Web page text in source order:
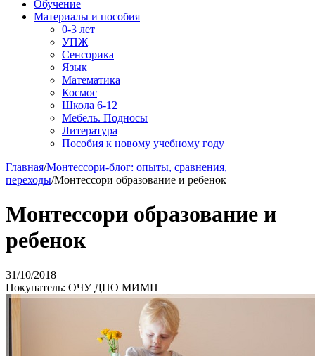
Обучение
Материалы и пособия
0-3 лет
УПЖ
Сенсорика
Язык
Математика
Космос
Школа 6-12
Мебель. Подносы
Литература
Пособия к новому учебному году
Главная/Монтессори-блог: опыты, сравнения,
переходы/Монтессори образование и ребенок
Монтессори образование и
ребенок
31/10/2018
Покупатель: ОЧУ ДПО МИМП